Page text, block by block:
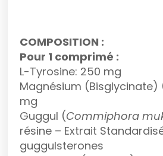
COMPOSITION :
Pour 1 comprimé :
L-Tyrosine: 250 mg
Magnésium (Bisglycinate)
mg
Guggul (Commiphora
résine – Extrait
guggulsterones